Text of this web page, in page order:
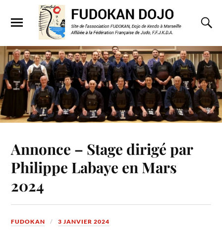
Annonce – Stage dirigé par
Philippe Labaye en Mars
2024
FUDOKAN 3 JANVIER 2024